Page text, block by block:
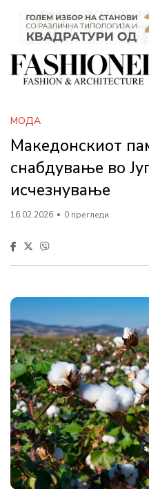
МОДА
Македонскиот
снабдување во
исчезнување
16.02.2026 0 прегледи